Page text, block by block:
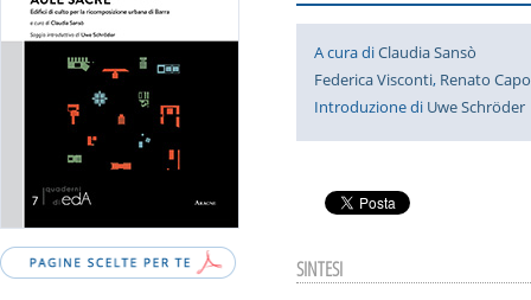
A cura diClaudia Sansò
Federica Visconti, Renato
Introduzione di Uwe Schröder
SINTESI